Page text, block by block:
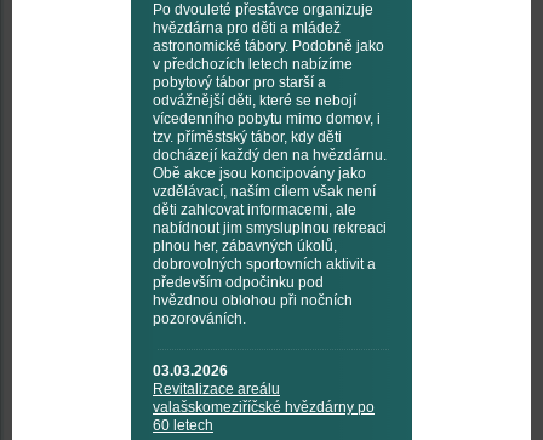
Po dvouleté přestávce organizuje
hvězdárna pro děti a mládež
astronomické tábory. Podobně jako
v předchozích letech nabízíme
pobytový tábor pro starší a
odvážnější děti, které se nebojí
vícedenního pobytu mimo domov, i
tzv. příměstský tábor, kdy děti
docházejí každý den na hvězdárnu.
Obě akce jsou koncipovány jako
vzdělávací, naším cílem však není
děti zahlcovat informacemi, ale
nabídnout jim smysluplnou rekreaci
plnou her, zábavných úkolů,
dobrovolných sportovních aktivit a
především odpočinku pod
hvězdnou oblohou při nočních
pozorováních.
03.03.2026
Revitalizace areálu
valašskomeziříčské hvězdárny po
60 letech